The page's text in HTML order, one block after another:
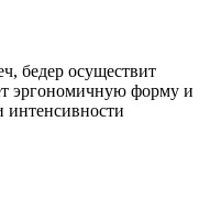
бедер осуществит
эргономичную форму и
интенсивности